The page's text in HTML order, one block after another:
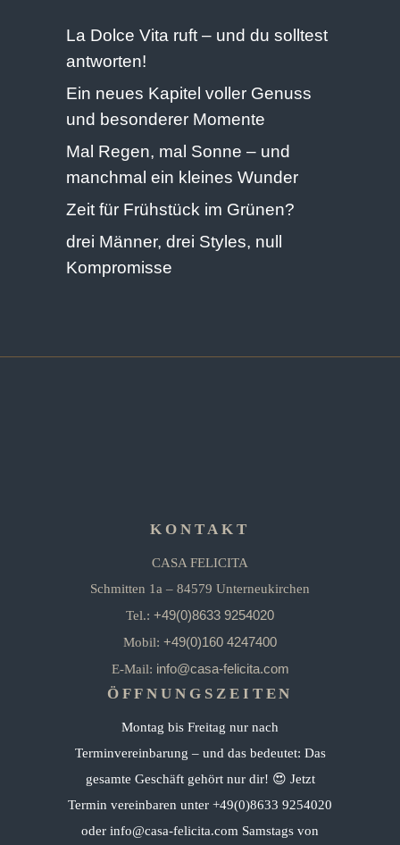
La Dolce Vita ruft – und du solltest
antworten!
Ein neues Kapitel voller Genuss
und besonderer Momente
Mal Regen, mal Sonne – und
manchmal ein kleines Wunder
Zeit für Frühstück im Grünen?
drei Männer, drei Styles, null
Kompromisse
KONTAKT
CASA FELICITA
Schmitten 1a – 84579 Unterneukirchen
Tel.: +49(0)8633 9254020
Mobil: +49(0)160 4247400
E-Mail: info@casa-felicita.com
ÖFFNUNGSZEITEN
Montag bis Freitag nur nach
Terminvereinbarung – und das bedeutet: Das
gesamte Geschäft gehört nur dir! 😍 Jetzt
Termin vereinbaren unter +49(0)8633 9254020
oder info@casa-felicita.com Samstags von